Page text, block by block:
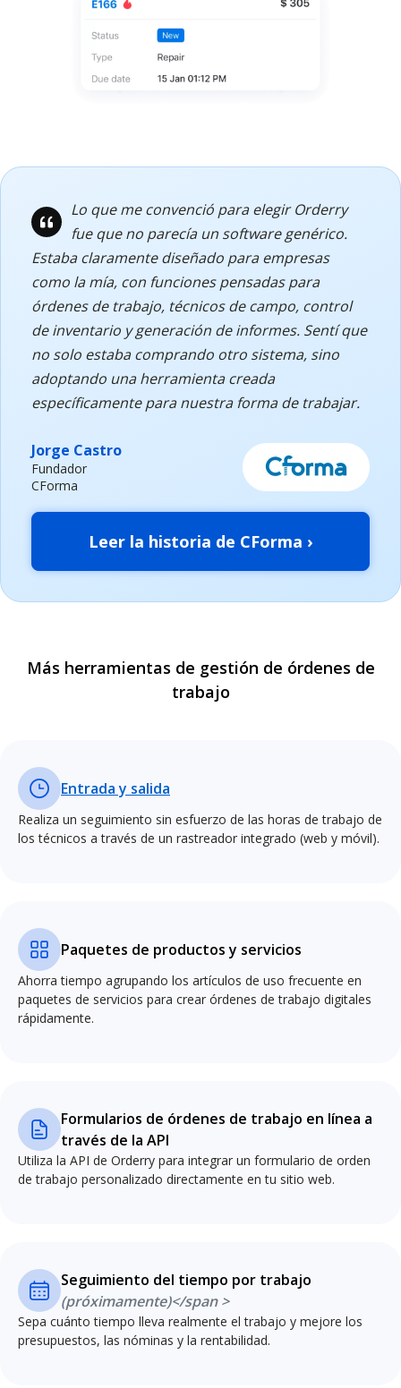
Lo que me convenció para elegir Orderry
fue que no parecía un software genérico.
Estaba claramente diseñado para empresas
como la mía, con funciones pensadas para
órdenes de trabajo, técnicos de campo, control
de inventario y generación de informes. Sentí que
no solo estaba comprando otro sistema, sino
adoptando una herramienta creada
específicamente para nuestra forma de trabajar.
Jorge Castro
Fundador
CForma
Leer la historia de CForma ›
Más herramientas de gestión de órdenes de
trabajo
Entrada y salida
Realiza un seguimiento sin esfuerzo de las horas de trabajo de
los técnicos a través de un rastreador integrado (web y móvil).
Paquetes de productos y servicios
Ahorra tiempo agrupando los artículos de uso frecuente en
paquetes de servicios para crear órdenes de trabajo digitales
rápidamente.
Formularios de órdenes de trabajo en línea a
través de la API
Utiliza la API de Orderry para integrar un formulario de orden
de trabajo personalizado directamente en tu sitio web.
Seguimiento del tiempo por trabajo
(próximamente)</span >
Sepa cuánto tiempo lleva realmente el trabajo y mejore los
presupuestos, las nóminas y la rentabilidad.